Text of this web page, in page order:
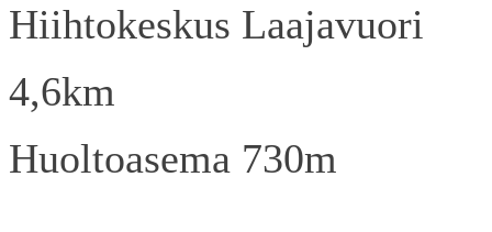
Hiihtokeskus Laajavuori
4,6km
Huoltoasema 730m